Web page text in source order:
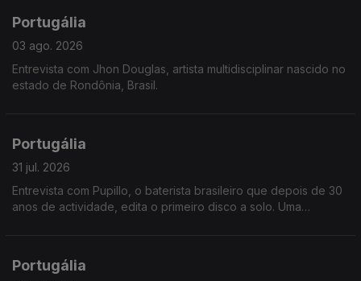
Portugália
03 ago. 2026
Entrevista com Jhon Douglas, artista multidisciplinar nascido no
estado de Rondônia, Brasil.
Portugália
31 jul. 2026
Entrevista com Pupillo, o baterista brasileiro que depois de 30
anos de actividade, edita o primeiro disco a solo. Uma
Portugália